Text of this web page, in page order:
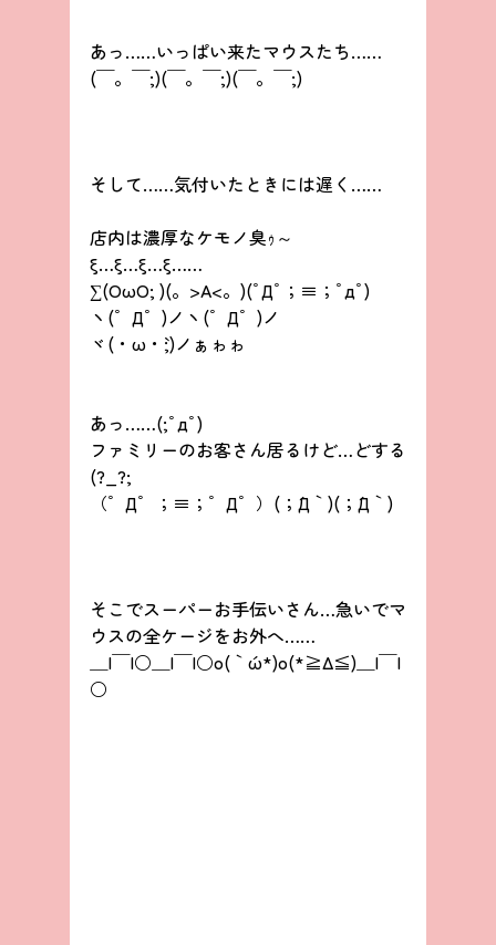
あっ……いっぱい来たマウスたち……
(￣。￣;)(￣。￣;)(￣。￣;)
そして……気付いたときには遅く……
店内は濃厚なケモノ臭ｩ～
ξ…ξ…ξ…ξ……
∑(OωO; )(。>A<。)(ﾟДﾟ；≡；ﾟдﾟ)
ヽ(゜Д゜)ノヽ(゜Д゜)ノ
ヾ(・ω・`;)ノぁゎゎ
あっ……(;ﾟдﾟ)
ファミリーのお客さん居るけど…どする
(?_?;
（゜Д゜；≡；゜Д゜）(；´Д｀)(；´Д｀)
そこでスーパーお手伝いさん…急いでマ
ウスの全ケージをお外へ……
＿|￣|○＿|￣|○o(｀ω´*)o(*≧Δ≦)＿|￣|
○